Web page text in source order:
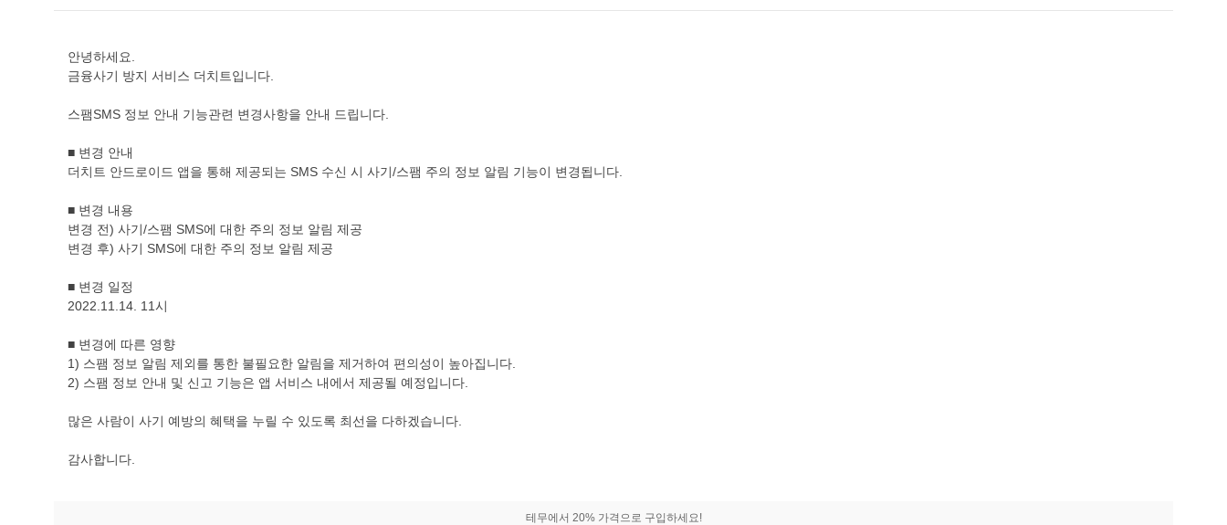
안녕하세요.
금융사기 방지 서비스 더치트입니다.
스팸SMS 정보 안내 기능관련 변경사항을 안내 드립니다.
■ 변경 안내
더치트 안드로이드 앱을 통해 제공되는 SMS 수신 시 사기/스팸 주의 정보 알림 기능이 변경됩니다.
■ 변경 내용
변경 전) 사기/스팸 SMS에 대한 주의 정보 알림 제공
변경 후) 사기 SMS에 대한 주의 정보 알림 제공
■ 변경 일정
2022.11.14. 11시
■ 변경에 따른 영향
1) 스팸 정보 알림 제외를 통한 불필요한 알림을 제거하여 편의성이 높아집니다.
2) 스팸 정보 안내 및 신고 기능은 앱 서비스 내에서 제공될 예정입니다.
많은 사람이 사기 예방의 혜택을 누릴 수 있도록 최선을 다하겠습니다.
감사합니다.
테무에서 20% 가격으로 구입하세요!